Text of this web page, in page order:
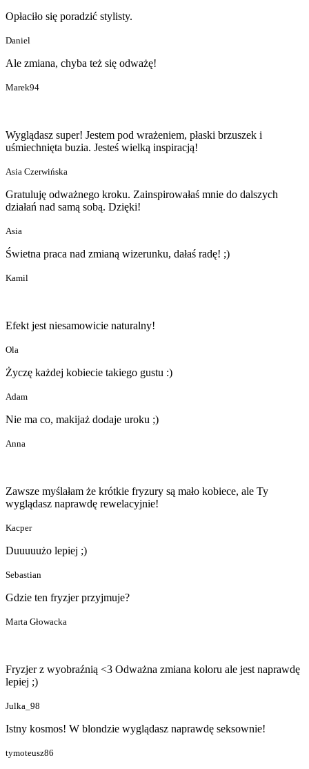
Opłaciło się poradzić stylisty.
Daniel
Ale zmiana, chyba też się odważę!
Marek94
Wyglądasz super! Jestem pod wrażeniem, płaski brzuszek i
uśmiechnięta buzia. Jesteś wielką inspiracją!
Asia Czerwińska
Gratuluję odważnego kroku. Zainspirowałaś mnie do dalszych
działań nad samą sobą. Dzięki!
Asia
Świetna praca nad zmianą wizerunku, dałaś radę! ;)
Kamil
Efekt jest niesamowicie naturalny!
Ola
Życzę każdej kobiecie takiego gustu :)
Adam
Nie ma co, makijaż dodaje uroku ;)
Anna
Zawsze myślałam że krótkie fryzury są mało kobiece, ale Ty
wyglądasz naprawdę rewelacyjnie!
Kacper
Duuuuużo lepiej ;)
Sebastian
Gdzie ten fryzjer przyjmuje?
Marta Głowacka
Fryzjer z wyobraźnią <3 Odważna zmiana koloru ale jest naprawdę
lepiej ;)
Julka_98
Istny kosmos! W blondzie wyglądasz naprawdę seksownie!
tymoteusz86